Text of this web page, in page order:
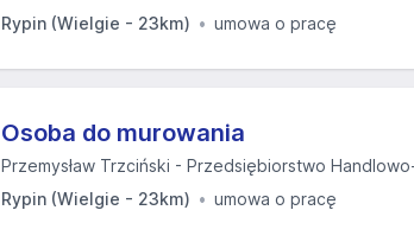
Rypin (Wielgie - 23km)
umowa o pracę
Osoba do murowania
Przemysław Trzciński - Przedsiębiorstwo
Rypin (Wielgie - 23km)
umowa o pracę